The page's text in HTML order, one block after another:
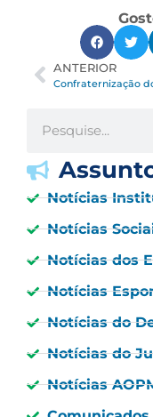
ANTERIOR
Notícias
Notícias
Notícias dos
Notícias
Notícias do
Notícias do
Notícias